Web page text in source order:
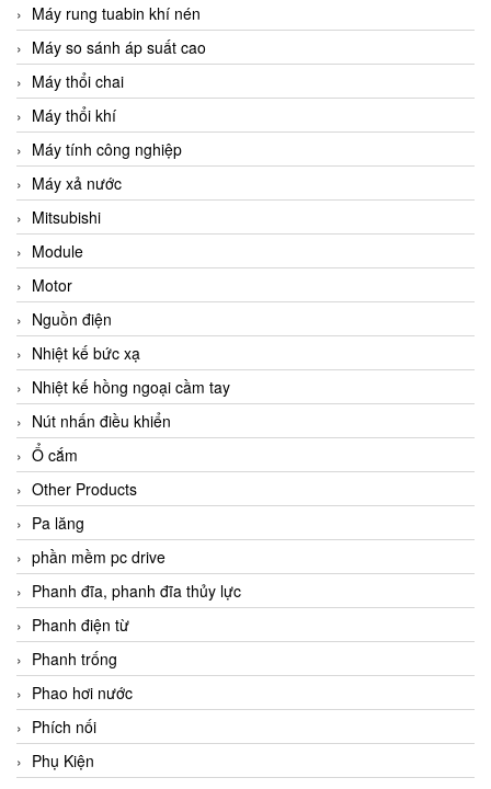
Máy rung tuabin khí nén
Máy so sánh áp suất cao
Máy thổi chai
Máy thổi khí
Máy tính công nghiệp
Máy xả nước
Mitsubishi
Module
Motor
Nguồn điện
Nhiệt kế bức xạ
Nhiệt kế hồng ngoại cầm tay
Nút nhấn điều khiển
Ổ cắm
Other Products
Pa lăng
phần mềm pc drive
Phanh đĩa, phanh đĩa thủy lực
Phanh điện từ
Phanh trống
Phao hơi nước
Phích nối
Phụ Kiện